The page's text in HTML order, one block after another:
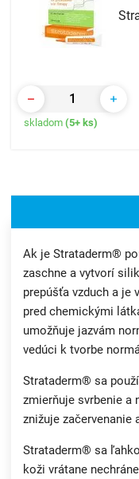
skladom (5+ ks)
Ak je Strataderm®
zaschne a vytvorí
prepúšťa vzduch a je
pred chemickými
umožňuje jazvám
vedúci k tvorbe
Strataderm® sa
zmierňuje svrbenie a
znižuje začervenanie
Strataderm® sa
koži vrátane